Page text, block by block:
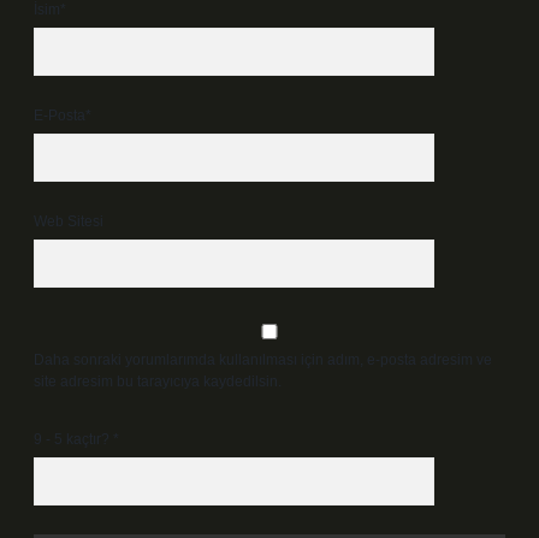
İsim*
E-Posta*
Web Sitesi
Daha sonraki yorumlarımda kullanılması için adım, e-posta adresim ve
site adresim bu tarayıcıya kaydedilsin.
9 - 5 kaçtır?